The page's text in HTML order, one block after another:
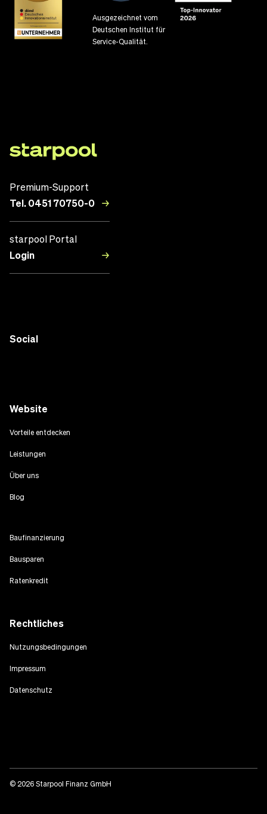
Ausgezeichnet vom
Deutschen Institut für
Service-Qualität.
Premium-Support
Tel. 0451 70750-0
starpool Portal
Login
Website
Vorteile entdecken
Leistungen
Über uns
Blog
Baufinanzierung
Bausparen
Ratenkredit
Rechtliches
Nutzungsbedingungen
Impressum
Datenschutz
Social
© 2026 Starpool Finanz GmbH